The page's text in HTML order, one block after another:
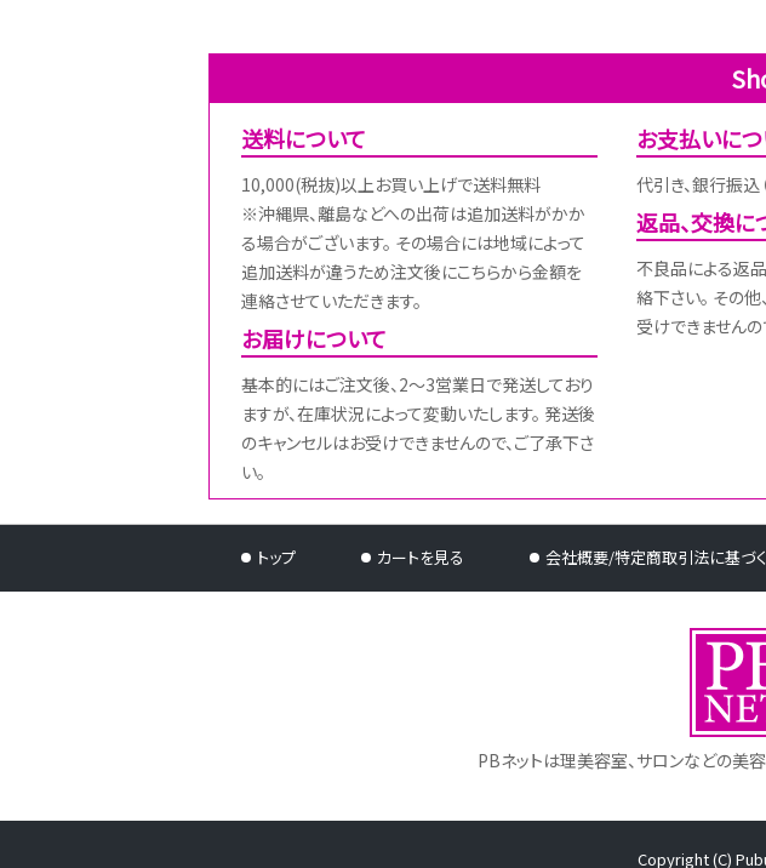
送料について
10,000(税抜)以上お買い上げで送料無料
※沖縄県、離島などへの出荷は追加送料がかか
る場合がございます。 その場合には地域によって
追加送料が違うため注文後にこちらから金額を
連絡させていただきます。
お届けについて
基本的にはご注文後、2～3営業日で発送しており
ますが、在庫状況によって変動いたします。 発送後
のキャンセルはお受けできませんので、ご了承下さ
い。
お支払いに
代引き、銀行振込
返品、交換に
不良品による返
絡下さい。 その
受けできませんの
トップ カートを見る 会社概要/特定商取引法に基づ
PBネットは理美容室、サロンなどの美
Copyright (C)